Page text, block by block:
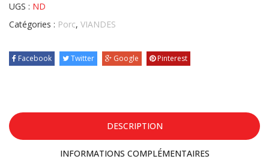
UGS : ND
Catégories : Porc, VIANDES
Facebook Twitter Google Pinterest
DESCRIPTION
INFORMATIONS COMPLÉMENTAIRES